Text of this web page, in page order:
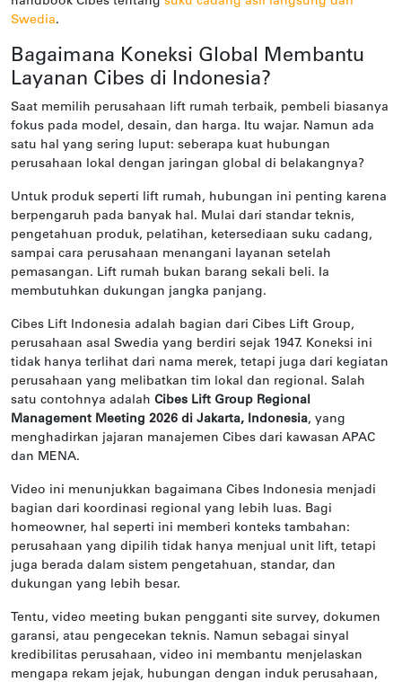
Swedia.
Bagaimana Koneksi Global Membantu
Layanan Cibes di Indonesia?
Saat memilih perusahaan lift rumah terbaik, pembeli biasanya
fokus pada model, desain, dan harga. Itu wajar. Namun ada
satu hal yang sering luput: seberapa kuat hubungan
perusahaan lokal dengan jaringan global di belakangnya?
Untuk produk seperti lift rumah, hubungan ini penting karena
berpengaruh pada banyak hal. Mulai dari standar teknis,
pengetahuan produk, pelatihan, ketersediaan suku cadang,
sampai cara perusahaan menangani layanan setelah
pemasangan. Lift rumah bukan barang sekali beli. Ia
membutuhkan dukungan jangka panjang.
Cibes Lift Indonesia adalah bagian dari Cibes Lift Group,
perusahaan asal Swedia yang berdiri sejak 1947. Koneksi ini
tidak hanya terlihat dari nama merek, tetapi juga dari kegiatan
perusahaan yang melibatkan tim lokal dan regional. Salah
satu contohnya adalah Cibes Lift Group Regional
Management Meeting 2026 di Jakarta, Indonesia, yang
menghadirkan jajaran manajemen Cibes dari kawasan APAC
dan MENA.
Video ini menunjukkan bagaimana Cibes Indonesia menjadi
bagian dari koordinasi regional yang lebih luas. Bagi
homeowner, hal seperti ini memberi konteks tambahan:
perusahaan yang dipilih tidak hanya menjual unit lift, tetapi
juga berada dalam sistem pengetahuan, standar, dan
dukungan yang lebih besar.
Tentu, video meeting bukan pengganti site survey, dokumen
garansi, atau pengecekan teknis. Namun sebagai sinyal
kredibilitas perusahaan, video ini membantu menjelaskan
mengapa rekam jejak, hubungan dengan induk perusahaan,